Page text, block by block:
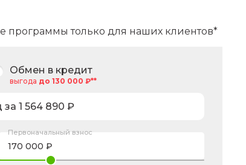
программы только для наших клиентов*
Обмен в кредит
выгода до 130 000 ₽**
за 1 564 890 ₽
Первоначальный взнос